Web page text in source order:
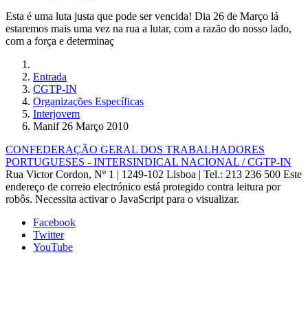
Esta é uma luta justa que pode ser vencida! Dia 26 de Março lá
estaremos mais uma vez na rua a lutar, com a razão do nosso lado,
com a força e determinaç
Entrada
CGTP-IN
Organizações Específicas
Interjovem
Manif 26 Março 2010
CONFEDERAÇÃO GERAL DOS TRABALHADORES
PORTUGUESES - INTERSINDICAL NACIONAL / CGTP-IN
Rua Victor Cordon, Nº 1 | 1249-102 Lisboa | Tel.: 213 236 500 Este
endereço de correio electrónico está protegido contra leitura por
robôs. Necessita activar o JavaScript para o visualizar.
Facebook
Twitter
YouTube